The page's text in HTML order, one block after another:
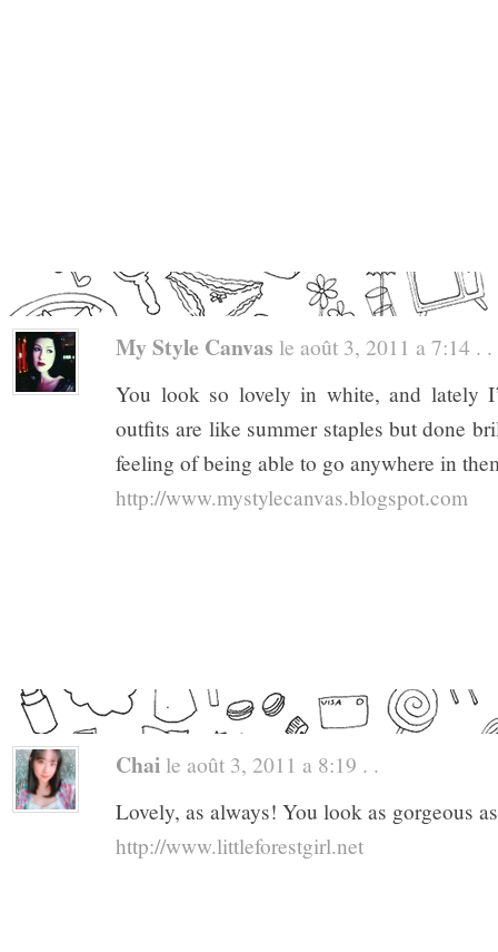
My Style Canvas le août 3, 2011 a 7:14 . .
You look so lovely in white, and lately
outfits are like summer staples but done
feeling of being able to go anywhere in
http://www.mystylecanvas.blogspot.com
Chai le août 3, 2011 a 8:19 . .
Lovely, as always! You look as gorgeous
http://www.littleforestgirl.net